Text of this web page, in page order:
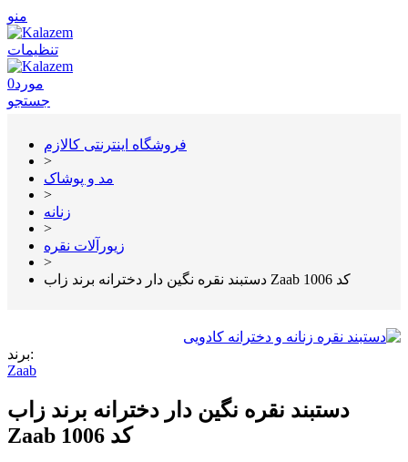
منو
تنظیمات
0مورد
جستجو
فروشگاه اینترنتی کالازم
>
مد و پوشاک
>
زنانه
>
زیورآلات نقره
>
دستبند نقره نگین دار دخترانه برند زاب Zaab کد 1006
برند:
Zaab
دستبند نقره نگین دار دخترانه برند زاب
Zaab کد 1006